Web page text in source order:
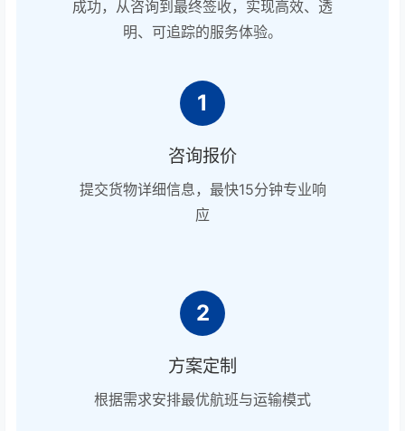
成功，从咨询到最终签收，实现高效、透
明、可追踪的服务体验。
1
咨询报价
提交货物详细信息，最快15分钟专业响
应
2
方案定制
根据需求安排最优航班与运输模式